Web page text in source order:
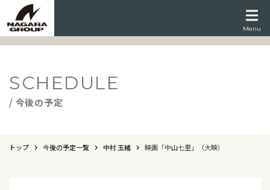
Menu
SCHEDULE
/ 今後の予定
トップ 今後の予定一覧 中村 玉緒 映画「中山七里」（大映）